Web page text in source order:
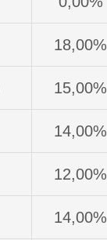
18,00%
15,00%
14,00%
12,00%
14,00%